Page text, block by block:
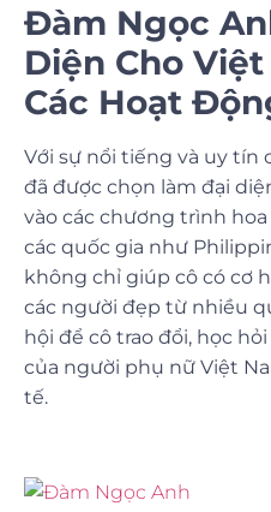
Đàm Ngọc
Diện Cho
Các Hoạt
Với sự nổi tiếng và uy tín
đã được chọn làm đại
vào các chương trình
các quốc gia như
không chỉ giúp cô có cơ
các người đẹp từ nhiều
hội để cô trao đổi, học
của người phụ nữ Việt
tế.